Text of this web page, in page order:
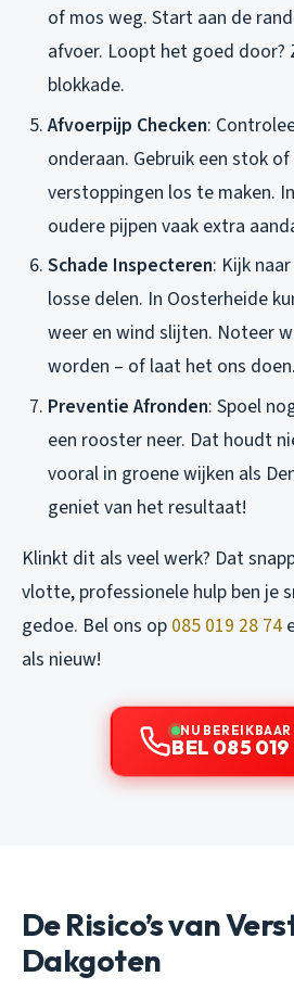
of mos weg. Start aan de
afvoer. Loopt het goed door?
blokkade.
Afvoerpijp Checken:
onderaan. Gebruik een stok
verstoppingen los te maken.
oudere pijpen vaak extra
Schade Inspecteren: Kijk
losse delen. In Oosterheide
weer en wind slijten. Noteer
worden – of laat het ons doen.
Preventie Afronden: Spoel
een rooster neer. Dat houdt
vooral in groene wijken als
geniet van het resultaat!
Klinkt dit als veel werk? Dat
vlotte, professionele hulp ben je
gedoe. Bel ons op 085 019 28 74
als nieuw!
NU BEREIKBAAR
BEL 085
De Risico’s van
Dakgoten